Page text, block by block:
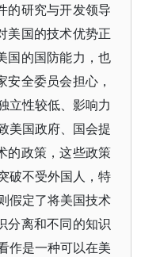
的研究与开发领导
美国的技术优势正
国的国防能力，也
全委员会担心，
立性较低、影响力
美国政府、国会提
的政策，这些政策
破不受外国人，特
假定了将美国技术
分离和不同的知识
作是一种可以在美